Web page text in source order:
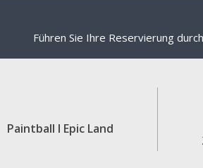
Führen Sie Ihre Reservierung
Paintball I Epic Land